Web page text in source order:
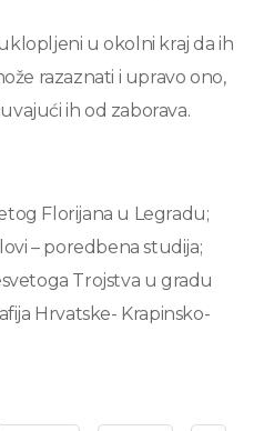
u okolni kraj da ih
razaznati i upravo ono,
ih od zaborava.
Florijana u Legradu;
– poredbena studija;
Trojstva u gradu
Hrvatske- Krapinsko-